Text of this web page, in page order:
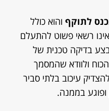
לתוקף והוא כולל
רשאי פשוט להתעלם
בדיקה טכנית של
ולוודא שהמסמך
עיכוב בלתי סביר
בממנה.